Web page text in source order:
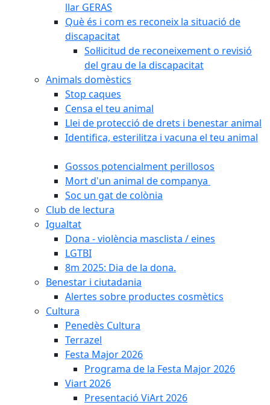
llar GERAS
Què és i com es reconeix la situació de
discapacitat
Sol·licitud de reconeixement o revisió
del grau de la discapacitat
Animals domèstics
Stop caques
Censa el teu animal
Llei de protecció de drets i benestar animal
Identifica, esterilitza i vacuna el teu animal
Gossos potencialment perillosos
Mort d'un animal de companya
Soc un gat de colònia
Club de lectura
Igualtat
Dona - violència masclista / eines
LGTBI
8m 2025: Dia de la dona.
Benestar i ciutadania
Alertes sobre productes cosmètics
Cultura
Penedès Cultura
Terrazel
Festa Major 2026
Programa de la Festa Major 2026
Viart 2026
Presentació ViArt 2026